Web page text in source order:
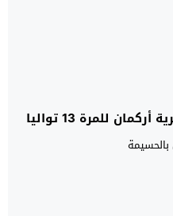
للمرة 13 تواليا